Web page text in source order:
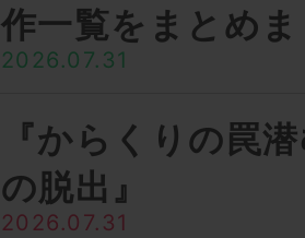
作一覧をまとめ
2026.07.31
『からくりの罠
の脱出』
2026.07.31